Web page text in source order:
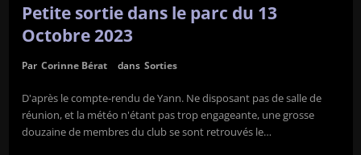
Petite sortie dans le parc du 13
Octobre 2023
Par Corinne Bérat dans Sorties
D'après le compte-rendu de Yann. Ne disposant pas de salle de
réunion, et la météo n'étant pas trop engageante, une grosse
douzaine de membres du club se sont retrouvés le…